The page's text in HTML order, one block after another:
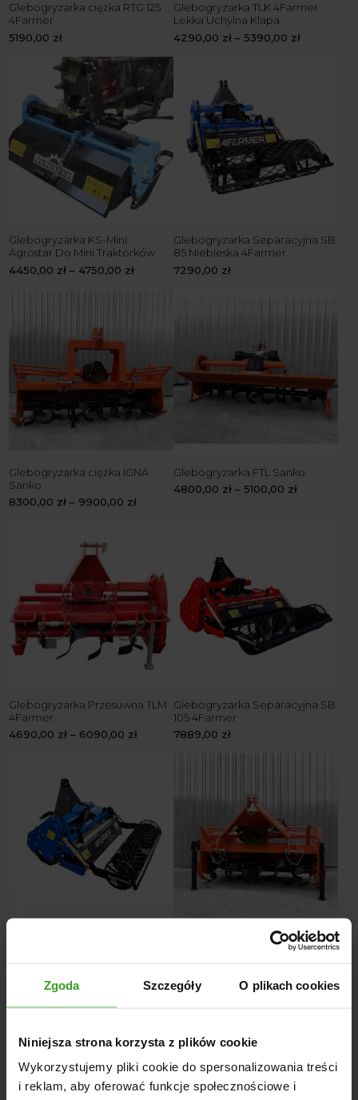
Zgoda Szczegóły O plikach cookies
Niniejsza strona korzysta z plików cookie
Wykorzystujemy pliki cookie do spersonalizowania treści
i reklam, aby oferować funkcje społecznościowe i
Glebogryzarka ciężka RTG 125
4Farmer
5190,00 zł
Glebogryzarka TLK 4Farmer
Lekka Uchylna Klapa
4290,00 zł – 5390,00 zł
Glebogryzarka KS-Mini
Agrostar Do Mini Traktorków
4450,00 zł – 4750,00 zł
Glebogryzarka Separacyjna SB
85 Niebieska 4Farmer
7290,00 zł
Glebogryzarka ciężka IGNA
Sanko
8300,00 zł – 9900,00 zł
Glebogryzarka FTL Sanko
4800,00 zł – 5100,00 zł
Glebogryzarka Przesuwna TLM
4Farmer
4690,00 zł – 6090,00 zł
Glebogryzarka Separacyjna SB
105 4Farmer
7889,00 zł
Glebogryzarka IGN Sanko
5600,00zł